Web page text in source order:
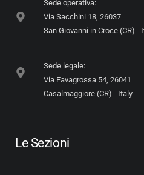
Sede operativa:
Via Sacchini 18, 26037
San Giovanni in Croce (CR) -
Sede legale:
Via Favagrossa 54, 26041
Casalmaggiore (CR) - Italy
Le Sezioni